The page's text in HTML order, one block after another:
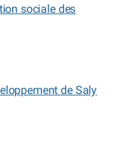
sociale des
de Saly